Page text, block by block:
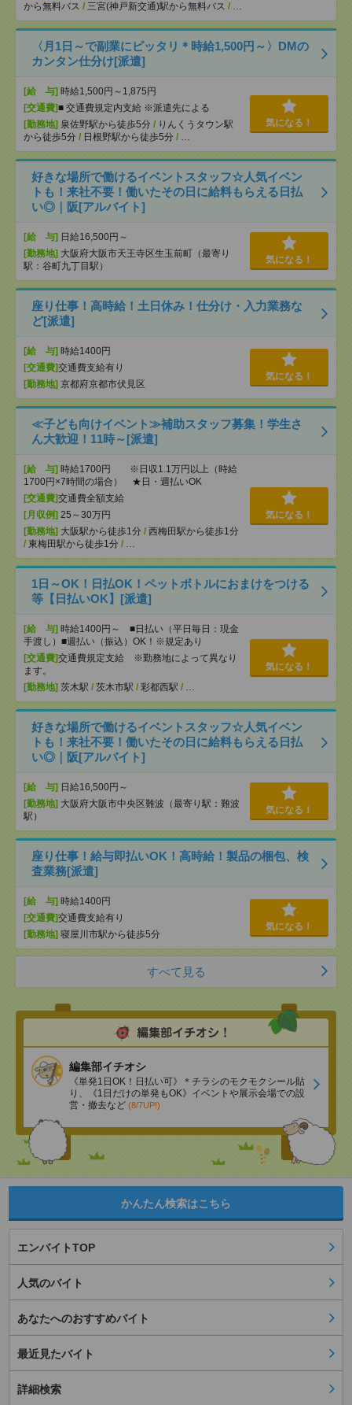
から無料バス / 三宮(神戸新交通)駅から無料バス / …
〈月1日～で副業にピッタリ＊時給1,500円～〉DMの
カンタン仕分け[派遣]
[給 与] 時給1,500円～1,875円
[交通費]■ 交通費規定内支給 ※派遣先による
[勤務地] 泉佐野駅から徒歩5分 / りんくうタウン駅
から徒歩5分 / 日根野駅から徒歩5分 / …
気になる！
好きな場所で働けるイベントスタッフ☆人気イベン
トも！来社不要！働いたその日に給料もらえる日払
い◎｜阪[アルバイト]
[給 与] 日給16,500円～
[勤務地] 大阪府大阪市天王寺区生玉前町（最寄り
駅：谷町九丁目駅）
気になる！
座り仕事！高時給！土日休み！仕分け・入力業務な
ど[派遣]
[給 与] 時給1400円
[交通費]交通費支給有り
[勤務地] 京都府京都市伏見区
気になる！
≪子ども向けイベント≫補助スタッフ募集！学生さ
ん大歓迎！11時～[派遣]
[給 与] 時給1700円 ※日収1.1万円以上（時給
1700円×7時間の場合） ★日・週払いOK
[交通費]交通費全額支給
[月収例] 25～30万円
[勤務地] 大阪駅から徒歩1分 / 西梅田駅から徒歩1分
/ 東梅田駅から徒歩1分 / …
気になる！
1日～OK！日払OK！ペットボトルにおまけをつける
等【日払いOK】[派遣]
[給 与] 時給1400円～ ■日払い（平日毎日：現金
手渡し）■週払い（振込）OK！※規定あり
[交通費]交通費規定支給 ※勤務地によって異なり
ます。
[勤務地] 茨木駅 / 茨木市駅 / 彩都西駅 / …
気になる！
好きな場所で働けるイベントスタッフ☆人気イベン
トも！来社不要！働いたその日に給料もらえる日払
い◎｜阪[アルバイト]
[給 与] 日給16,500円～
[勤務地] 大阪府大阪市中央区難波（最寄り駅：難波
駅）
気になる！
座り仕事！給与即払いOK！高時給！製品の梱包、検
査業務[派遣]
[給 与] 時給1400円
[交通費]交通費支給有り
[勤務地] 寝屋川市駅から徒歩5分
気になる！
すべて見る
編集部イチオシ
《単発1日OK！日払い可》＊チラシのモクモクシール貼
り、《1日だけの単発もOK》イベントや展示会場での設
営・撤去など (8/7UP!)
かんたん検索はこちら
エンバイトTOP
人気のバイト
あなたへのおすすめバイト
最近見たバイト
詳細検索